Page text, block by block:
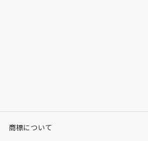
商標について